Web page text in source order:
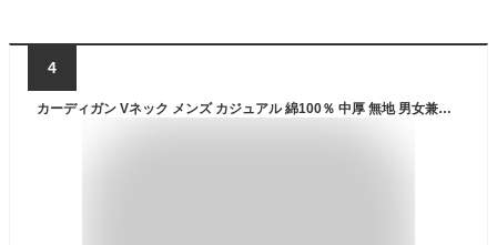
4
カーディガン Vネック メンズ カジュアル 綿100％ 中厚 無地 男女兼用 ユニセックス 丸洗いOK 長袖 フォーマル XS S M L XL 黒 紺 グレー ベージュ コットン シンプル 仕事 制服 通学 通勤 オフィス 羽織り 防寒